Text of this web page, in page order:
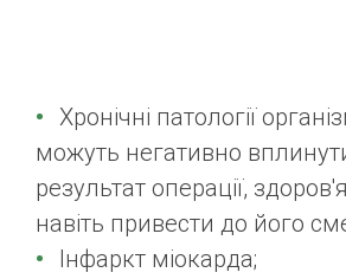
Хронічні патології
можуть негативно
результат операції,
навіть привести до його
Інфаркт міокарда;